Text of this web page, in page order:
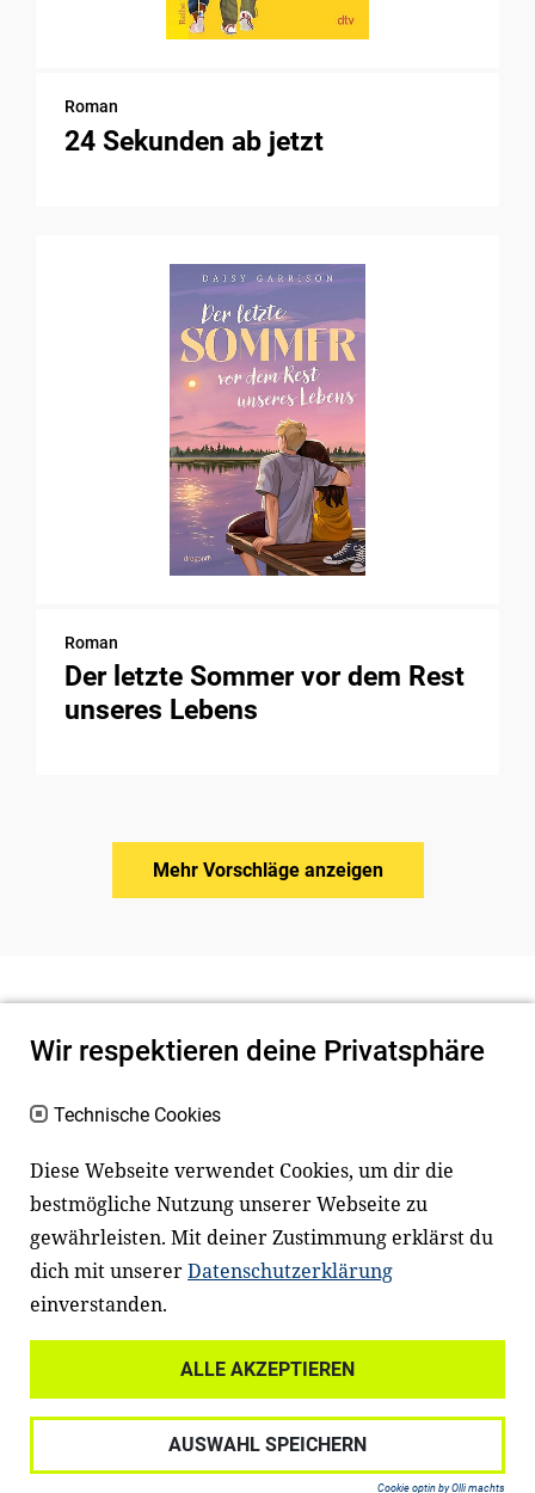
Roman
24 Sekunden ab jetzt
Roman
Der letzte Sommer vor dem Rest
unseres Lebens
Mehr Vorschläge anzeigen
Newsletter
Facebook LinkedIn
Datenschutz
Haftungsausschluss
Impressum
Wir respektieren deine Privatsphäre
Technische Cookies
Diese Webseite verwendet Cookies, um dir die
bestmögliche Nutzung unserer Webseite zu
gewährleisten. Mit deiner Zustimmung erklärst du
dich mit unsererDatenschutzerklärung
einverstanden.
ALLE AKZEPTIEREN
AUSWAHL SPEICHERN
Cookie optin by Olli machts